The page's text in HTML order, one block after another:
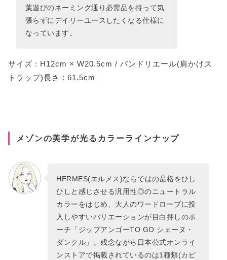
葉遊びのネーミング通り必需品を持って気
張らずにデイリーユースしたくなる仕様に
なっています。
サイズ : H12cm × W20.5cm / バンドリエール(肩かけス
トラップ)長さ : 61.5cm
メゾンの美学が光るカラーラインナップ
HERMES(エルメス)ならではの品格をひし
ひしと感じさせる汎用性◎のニュートラル
カラーをはじめ、大人のワードローブに投
入しやすいバリエーションが目白押しのポ
ーチ「ジップアンゴーTO GO シェーヌ・
ダンクル」。残念ながら日本公式オンライ
ンストアで掲載されているのは1種類(カピ